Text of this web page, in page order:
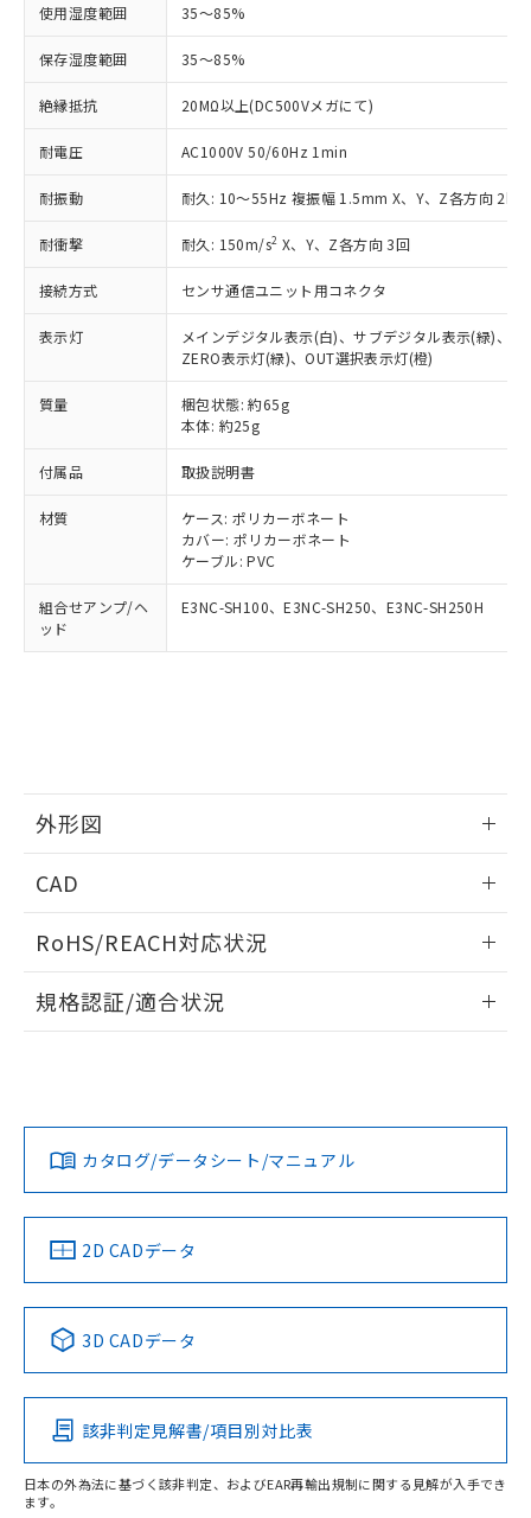
使用湿度範囲 35～85%
保存湿度範囲 35～85%
絶縁抵抗 20MΩ以上(DC500Vメガにて)
耐電圧 AC1000V 50/60Hz 1min
耐振動 耐久: 10～55Hz 複振幅 1.5mm X、Y、Z各方向 2h
耐衝撃 耐久: 150m/s2 X、Y、Z各方向 3回
接続方式 センサ通信ユニット用コネクタ
表示灯
メインデジタル表示(白)、サブデジタル表示(緑)、
ZERO表示灯(緑)、OUT選択表示灯(橙)
質量
梱包状態: 約65g
本体: 約25g
付属品 取扱説明書
材質
ケース: ポリカーボネート
カバー: ポリカーボネート
ケーブル: PVC
組合せアンプ/ヘ
ッド
E3NC-SH100、E3NC-SH250、E3NC-SH250H
外形図
CAD
ドすることができます。
ログイン/会員登録
ダウンロードデータをご利用いただく前に、以下を必ずお読
みください。
ソフトウェアの使用条件
RoHS/REACH対応状況
EU RoHS 注意事項・凡例
対応済み
中国 RoHS 注意事項・凡例
Pb Hg Cd Cr(VI)
O
規格認証/適合状況
LR型式承認
（イギリス
船舶規格）
DNV型式承認
（ノルウェー
BV型式承認
（フランス
KR型式
（韓国
No No No No
この製品の規格認証/適合状況ページへ
その他の認証はこちらのページからご検索ください
カタログ/データシート/マニュアル
2D CADデータ
3D CADデータ
該非判定見解書/項目別対比表
日本の外為法に基づく該非判定、およびEAR再輸出規制に関する見解が入手でき
ます。
ご利用ください。
本サービスは、当社制御機器事業取扱
商品の当社在庫状況および標準価格
(税抜)を提供させていただくもので
す。
当社制御機器事業取扱商品の中には、
ことをご了承ください。
在庫状況および標準価格照会結果は、
記載している更新日時点での社内デー
タに基づき作成されるものであり、閲
覧された時点での実際の在庫および標
準価格とは異なる場合があることをご
了承ください。
正式な納期状況および標準価格はお客
様のお取引先、またはお客様担当のオ
ムロン制御機器販売店・当社販売員に
オムロン制御機器販売店や当社販売拠
点は「 販売ネットワーク
ください。
在庫状況および標準価格結果を当社の
事前の承諾なく第三者に漏洩または開
示しないようお願いします。
ビス）をご利用いただくには、I-Web
をご了承ください。
の共同利用に関して"
の「1.共同利
用者の範囲」に記載されている法人を
指します。
定はありません。
調査・確認中：EU RoHS指令（10物質）の
非含有の対応状況を調査中または確認中の
商品です。
非該当品：ライセンス料など無形物で、有
害物質有無と関係のない商品です。
仕入先様の事情により、非含有部品として
いたものが、含有品と判明した場合などや
むを得ず変更することがあります。
*EU RoHS指令（10物質）：
鉛(Pb) 1000ppm以下、 水銀(Hg) 1000ppm以下、 カド
六価クロム(Cr(Ⅵ)) 1000ppm以下、ポリ臭化ビフェニル
類(PBB) 1000ppm以下、ポリ臭化ジフェニルエーテル類
(PBDE) 1000ppm以下、フタル酸ビス(2-エチルヘキシ
ル) (DEHP)(別名：DOP) 1000ppm以下、フタル酸ブチ
ルベンジル（BBP） 1000ppm以下、フタル酸ジブチル
（DBP） 1000ppm以下、フタル酸ジイソブチル
(DIBP) 1000ppm以下
但し、RoHS指令で産業用監視および制御機器に対する
適用除外項目は除く。
フタル酸エステル類の４物質については閾値を超える意
※2 対応予定月
部品在庫の切り替え状況などにより、予定
月が前後することがあります。
下記の非含有証明書をダウンロードするこ
とができます。
るもので、過去に遡って非含有を証明する
ものではありません。
また、RoHS指令のフタル酸エステル類４
物質の対応では、対応完了までの期間は出
していることから、特段のことがない限
す。
※1 中国RoHS○×表
「○」：最大均質材料含有率が中国RoHSの
基準値以下であることを示します。
「×」：最大均質材料含有率が中国RoHSの
基準値を超えていることを示します。
「－」：未確認です。当社販売部門へお問
い合わせください。
*中国RoHS10物質の基準値 (GB/T26572)：
Pb(鉛) :1000ppm、 Hg(水銀) : 1000ppm、 Cd(カドミウ
ム) : 100ppm、
Cr(Ⅵ)(六価クロム) : 1000ppm、 PBBs(ポリ臭化ビフェ
ニル類) : 1000ppm、 PBDEs(ポリ臭化ジフェニルエーテ
ル類) : 1000ppm、
DBP(フタル酸ジブチル) : 1000ppm、 DIBP(フタル酸ジ
イソブチル) : 1000ppm、 BBP(フタル酸ブチルベンジ
ル) : 1000ppm、
DEHP(フタル酸ビス(2-エチルヘキシル)) : 1000ppm
※2 環境保護使用期限
「ｅ」：有害物質（10物質）のすべてが基
準値以下であることを示します。
「10」：通常の使用状況下において有害物
質が外部に漏えいし、環境に深刻な影響を
当社は、これら貴社製品のうち、外国
為替および外国貿易法に定める商品
（以下｢規制貨物等」という）を輸出
国政府の輸出許可(または役務取引許
可)を取得するなどの必要な手続きを
とります。
当社は規制貨物を破棄する場合は、完
全に破砕するなど、違法に輸出されな
いよう必要な手段を講じます。
当社は貴社製品を、核兵器、ミサイ
ル、化学兵器、生物兵器またはその他
武器並びにこれらの製造装置等に一切
使用いたしません。
当社は、貴社製品を第三者に販売する
場合は、上記1、2および3の内容を当
該第三者に通知します。また当社は、
法に輸出するおそれがある場合は、取
説明
一定数以上の在庫あり
一定数には満たないが在庫あり
在庫なし(最新の在庫状況につ
たはお客様担当のオムロン制御
機器販売店・当社販売員にご確
認ください)